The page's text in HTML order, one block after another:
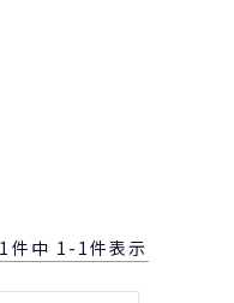
1 件中 1 - 1件表示